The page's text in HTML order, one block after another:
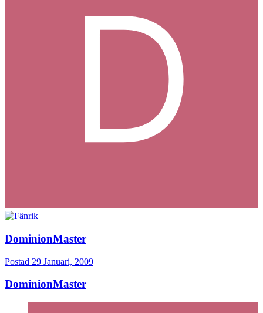
DominionMaster
Postad 29 Januari, 2009
DominionMaster